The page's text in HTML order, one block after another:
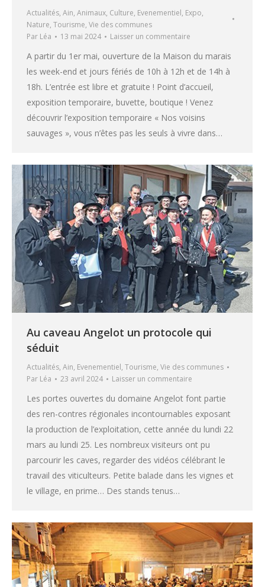
Actualités, Ain, Animaux, Culture, Evenementiel, Expo,
Nature, Tourisme, Vie des communes
Par Léa 13 mai 2024 Laisser un commentaire
A partir du 1er mai, ouverture de la Maison du marais
les week-end et jours fériés de 10h à 12h et de 14h à
18h. L’entrée est libre et gratuite ! Point d’accueil,
exposition temporaire, buvette, boutique ! Venez
découvrir l’exposition temporaire « Nos voisins
sauvages », vous n’êtes pas les seuls à vivre dans…
Au caveau Angelot un protocole qui
séduit
Actualités, Ain, Evenementiel, Tourisme, Vie des communes
Par Léa 23 avril 2024 Laisser un commentaire
Les portes ouvertes du domaine Angelot font partie
des ren-contres régionales incontournables exposant
la production de l’exploitation, cette année du lundi 22
mars au lundi 25. Les nombreux visiteurs ont pu
parcourir les caves, regarder des vidéos célébrant le
travail des viticulteurs. Petite balade dans les vignes et
le village, en prime… Des stands tenus…